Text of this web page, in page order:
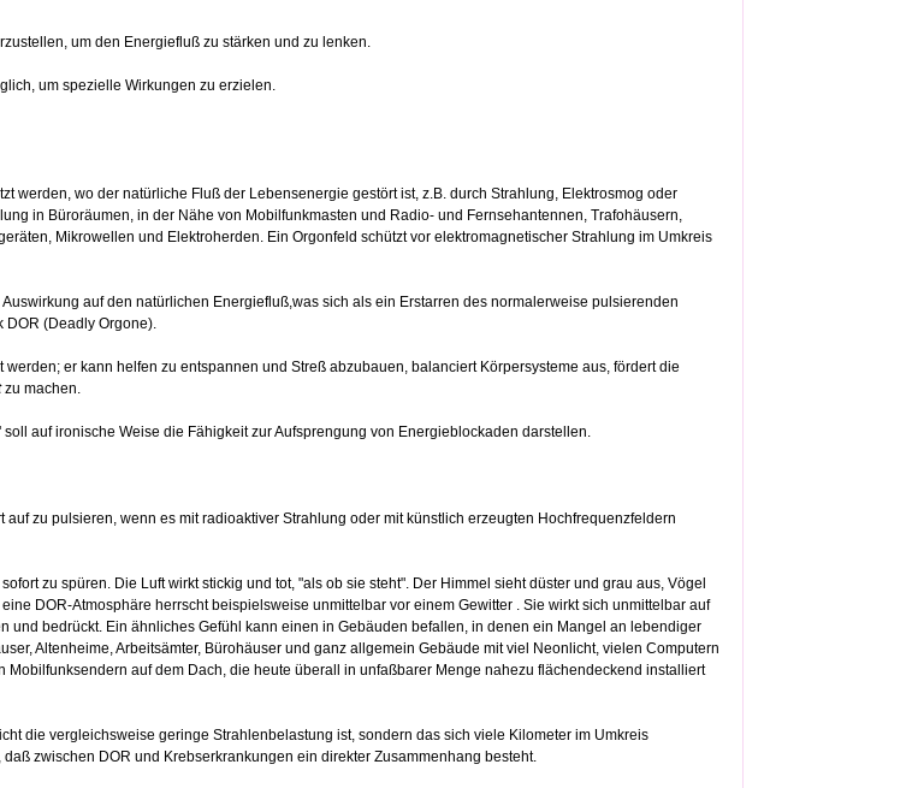
um den Energiefluß zu stärken und zu lenken.
um spezielle Wirkungen zu erzielen.
werden, wo der natürliche Fluß der Lebensenergie gestört ist, z.B. durch Strahlung, Elektrosmog oder
in Büroräumen, in der Nähe von Mobilfunkmasten und Radio- und Fernsehantennen, Trafohäusern,
Mikrowellen und Elektroherden. Ein Orgonfeld schützt vor elektromagnetischer Strahlung im Umkreis
auf den natürlichen Energiefluß,was sich als ein Erstarren des normalerweise pulsierenden
DOR (Deadly Orgone).
er kann helfen zu entspannen und Streß abzubauen, balanciert Körpersysteme aus, fördert die
zu machen.
auf ironische Weise die Fähigkeit zur Aufsprengung von Energieblockaden darstellen.
zu pulsieren, wenn es mit radioaktiver Strahlung oder mit künstlich erzeugten Hochfrequenzfeldern
zu spüren. Die Luft wirkt stickig und tot, "als ob sie steht". Der Himmel sieht düster und grau aus, Vögel
DOR-Atmosphäre herrscht beispielsweise unmittelbar vor einem Gewitter . Sie wirkt sich unmittelbar auf
und bedrückt. Ein ähnliches Gefühl kann einen in Gebäuden befallen, in denen ein Mangel an lebendiger
Altenheime, Arbeitsämter, Bürohäuser und ganz allgemein Gebäude mit viel Neonlicht, vielen Computern
auf dem Dach, die heute überall in unfaßbarer Menge nahezu flächendeckend installiert
die vergleichsweise geringe Strahlenbelastung ist, sondern das sich viele Kilometer im Umkreis
zwischen DOR und Krebserkrankungen ein direkter Zusammenhang besteht.